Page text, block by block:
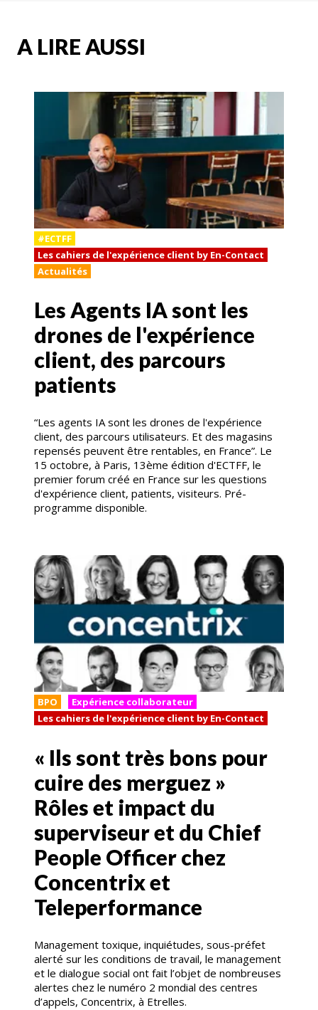
A LIRE AUSSI
#ECTFF
Les cahiers de l'expérience client by En-Contact
Actualités
Les Agents IA sont les
drones de l'expérience
client, des parcours
patients
“Les agents IA sont les drones de l'expérience
client, des parcours utilisateurs. Et des magasins
repensés peuvent être rentables, en France”. Le
15 octobre, à Paris, 13ème édition d'ECTFF, le
premier forum créé en France sur les questions
d'expérience client, patients, visiteurs. Pré-
programme disponible.
BPO
Expérience collaborateur
Les cahiers de l'expérience client by En-Contact
« Ils sont très bons pour
cuire des merguez »
Rôles et impact du
superviseur et du Chief
People Officer chez
Concentrix et
Teleperformance
Management toxique, inquiétudes, sous-préfet
alerté sur les conditions de travail, le management
et le dialogue social ont fait l’objet de nombreuses
alertes chez le numéro 2 mondial des centres
d’appels, Concentrix, à Etrelles.